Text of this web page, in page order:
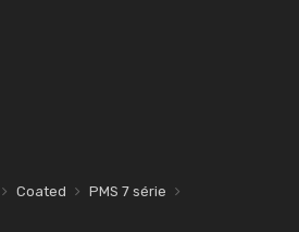
Coated
PMS 7 série